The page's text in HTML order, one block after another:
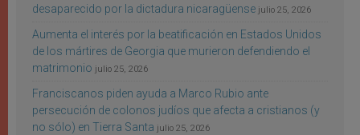
desaparecido por la dictadura nicaragüense julio 25, 2026
Aumenta el interés por la beatificación en Estados Unidos
de los mártires de Georgia que murieron defendiendo el
matrimonio julio 25, 2026
Franciscanos piden ayuda a Marco Rubio ante
persecución de colonos judíos que afecta a cristianos (y
no sólo) en Tierra Santa julio 25, 2026